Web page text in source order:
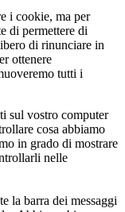
i cookie, ma per
di permettere di
di rinunciare in
ottenere
tutti i
sul vostro computer
cosa abbiamo
in grado di mostrare
nelle
la barra dei messaggi